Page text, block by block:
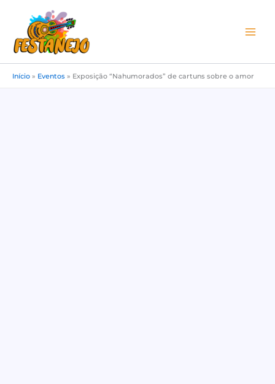
conteúdo
Início » Eventos » Exposição “Nahumorados” de cartuns sobre o amor